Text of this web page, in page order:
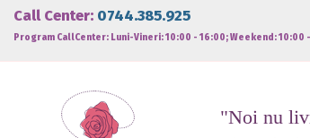
Call Center: 0744.385.925
Program CallCenter: Luni-Vineri: 10:00 - 16:00; Weekend: 10:00
"Noi nu